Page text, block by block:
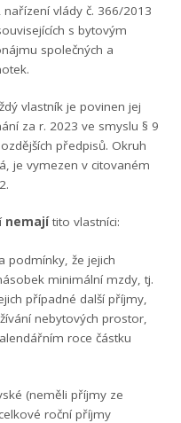
vlády č. 366/2013
s bytovým
společných a
vlastník je povinen jej
za r. 2023 ve smyslu § 9
předpisů. Okruh
je vymezen v citovaném
nemajítito vlastníci:
že jejich
minimální mzdy, tj.
případné další příjmy,
nebytových prostor,
roce částku
(neměli příjmy ze
roční příjmy